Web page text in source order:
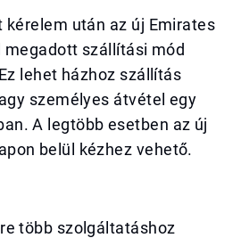
kérelem után az új Emirates
megadott szállítási mód
lehet házhoz szállítás
személyes átvétel egy
A legtöbb esetben az új
belül kézhez vehető.
több szolgáltatáshoz